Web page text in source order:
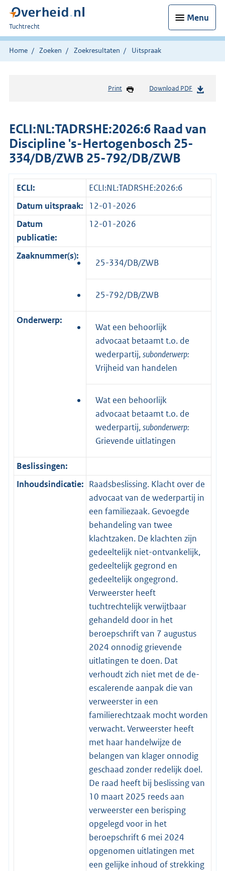
Menu
U
bent
hier:
Tuchtrecht
Home Zoeken Zoekresultaten Uitspraak
Print Download PDF
ECLI:NL:TADRSHE:2026:6 Raad van
Discipline 's-Hertogenbosch 25-
334/DB/ZWB 25-792/DB/ZWB
ECLI:
ECLI:NL:TADRSHE:2026:6
Datum uitspraak:
12-01-2026
Datum
publicatie:
12-01-2026
Zaaknummer(s):
25-334/DB/ZWB
25-792/DB/ZWB
Onderwerp:
Wat een behoorlijk
advocaat betaamt t.o. de
wederpartij,subonderwerp:
Vrijheid van handelen
Wat een behoorlijk
advocaat betaamt t.o. de
wederpartij,subonderwerp:
Grievende uitlatingen
Beslissingen:
Inhoudsindicatie: Raadsbeslissing. Klacht over de
advocaat van de wederpartij in
een familiezaak. Gevoegde
behandeling van twee
klachtzaken. De klachten zijn
gedeeltelijk niet-ontvankelijk,
gedeeltelijk gegrond en
gedeeltelijk ongegrond.
Verweerster heeft
tuchtrechtelijk verwijtbaar
gehandeld door in het
beroepschrift van 7 augustus
2024 onnodig grievende
uitlatingen te doen. Dat
verhoudt zich niet met de de-
escalerende aanpak die van
verweerster in een
familierechtzaak mocht worden
verwacht. Verweerster heeft
met haar handelwijze de
belangen van klager onnodig
geschaad zonder redelijk doel.
De raad heeft bij beslissing van
10 maart 2025 reeds aan
verweerster een berisping
opgelegd voor in het
beroepschrift 6 mei 2024
opgenomen uitlatingen met
een gelijke inhoud of strekking